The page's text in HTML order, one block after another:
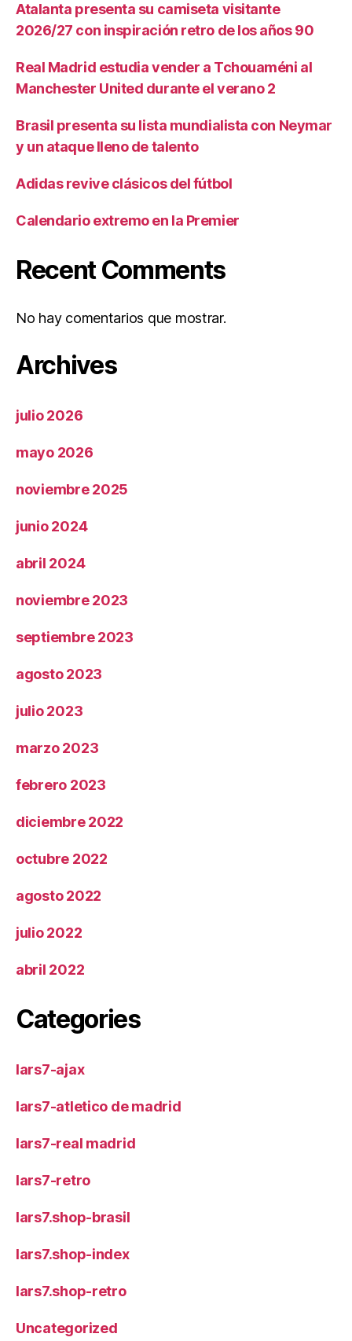
Atalanta presenta su camiseta visitante
2026/27 con inspiración retro de los años 90
Real Madrid estudia vender a Tchouaméni al
Manchester United durante el verano 2
Brasil presenta su lista mundialista con Neymar
y un ataque lleno de talento
Adidas revive clásicos del fútbol
Calendario extremo en la Premier
Recent Comments
No hay comentarios que mostrar.
Archives
julio 2026
mayo 2026
noviembre 2025
junio 2024
abril 2024
noviembre 2023
septiembre 2023
agosto 2023
julio 2023
marzo 2023
febrero 2023
diciembre 2022
octubre 2022
agosto 2022
julio 2022
abril 2022
Categories
lars7-ajax
lars7-atletico de madrid
lars7-real madrid
lars7-retro
lars7.shop-brasil
lars7.shop-index
lars7.shop-retro
Uncategorized